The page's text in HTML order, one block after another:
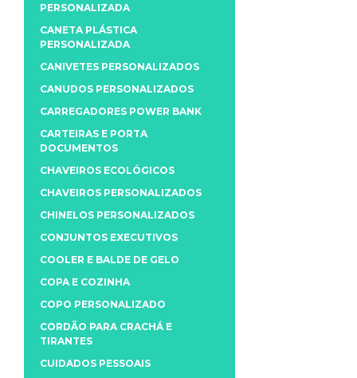
PERSONALIZADA
CANETA PLÁSTICA
PERSONALIZADA
CANIVETES PERSONALIZADOS
CANUDOS PERSONALIZADOS
CARREGADORES POWER BANK
CARTEIRAS E PORTA
DOCUMENTOS
CHAVEIROS ECOLÓGICOS
CHAVEIROS PERSONALIZADOS
CHINELOS PERSONALIZADOS
CONJUNTOS EXECUTIVOS
COOLER E BALDE DE GELO
COPA E COZINHA
COPO PERSONALIZADO
CORDÃO PARA CRACHÁ E
TIRANTES
CUIDADOS PESSOAIS